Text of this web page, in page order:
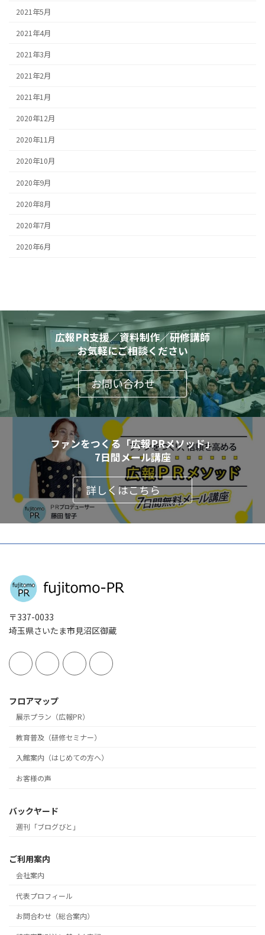
2021年5月
2021年4月
2021年3月
2021年2月
2021年1月
2020年12月
2020年11月
2020年10月
2020年9月
2020年8月
2020年7月
2020年6月
広報PR支援／資料制作／研修講師
お気軽にご相談ください
お問い合わせ
ファンをつくる「広報PRメソッド」
7日間メール講座
詳しくはこちら
〒337-0033
埼玉県さいたま市見沼区御蔵
フロアマップ
展示プラン（広報PR）
教育普及（研修セミナー）
入館案内（はじめての方へ）
お客様の声
バックヤード
週刊「ブログびと」
ご利用案内
会社案内
代表プロフィール
お問合わせ（総合案内）